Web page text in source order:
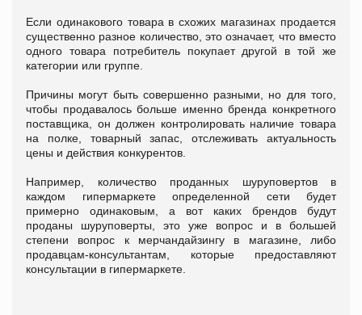
Если одинакового товара в схожих магазинах продается
существенно разное количество, это означает, что вместо
одного товара потребитель покупает другой в той же
категории или группе.
Причины могут быть совершенно разными, но для того,
чтобы продавалось больше именно бренда конкретного
поставщика, он должен контролировать наличие товара
на полке, товарный запас, отслеживать актуальность
цены и действия конкурентов.
Например, количество проданных шуруповертов в
каждом гипермаркете определенной сети будет
примерно одинаковым, а вот каких брендов будут
проданы шуруповерты, это уже вопрос и в большей
степени вопрос к мерчандайзингу в магазине, либо
продавцам-консультантам, которые предоставляют
консультации в гипермаркете.